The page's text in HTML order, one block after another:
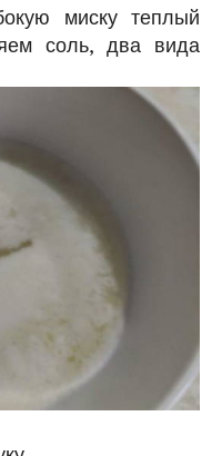
миску теплый
соль, два вида